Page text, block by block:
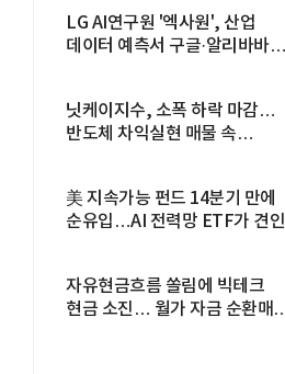
LG AI연구원 '엑사원', 산업
데이터 예측서 구글·알리바바
닛케이지수, 소폭 하락 마감…
반도체 차익실현 매물 속
美 지속가능 펀드 14분기 만에
순유입…AI 전력망 ETF가 견인
자유현금흐름 쏠림에 빅테크
현금 소진… 월가 자금 순환매